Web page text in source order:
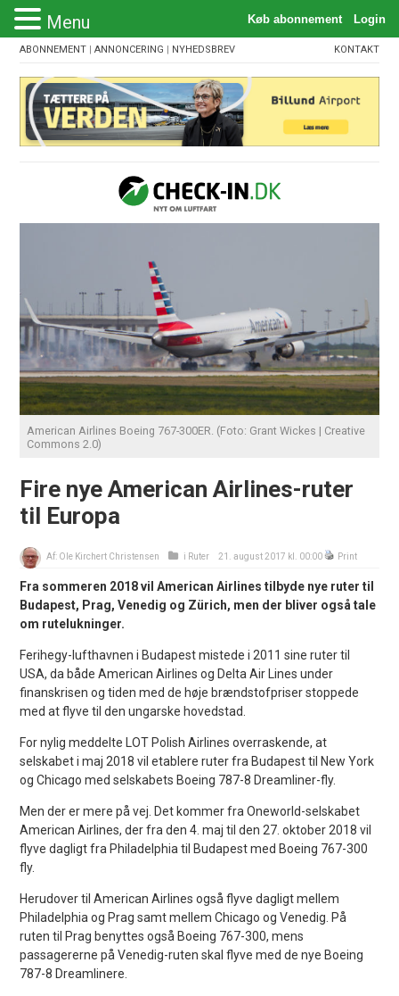
ABONNEMENT |ANNONCERING | NYHEDSBREV KONTAKT
American Airlines Boeing 767-300ER. (Foto: Grant Wickes | Creative
Commons 2.0)
Fire nye American Airlines-ruter
til Europa
Af: Ole Kirchert Christensen i Ruter 21. august 2017 kl. 00:00 Print
Fra sommeren 2018 vil American Airlines tilbyde nye ruter til
Budapest, Prag, Venedig og Zürich, men der bliver også tale
om rutelukninger.
Ferihegy-lufthavnen i Budapest mistede i 2011 sine ruter til
USA, da både American Airlines og Delta Air Lines under
finanskrisen og tiden med de høje brændstofpriser stoppede
med at flyve til den ungarske hovedstad.
For nylig meddelte LOT Polish Airlines overraskende, at
selskabet i maj 2018 vil etablere ruter fra Budapest til New York
og Chicago med selskabets Boeing 787-8 Dreamliner-fly.
Men der er mere på vej. Det kommer fra Oneworld-selskabet
American Airlines, der fra den 4. maj til den 27. oktober 2018 vil
flyve dagligt fra Philadelphia til Budapest med Boeing 767-300
fly.
Herudover til American Airlines også flyve dagligt mellem
Philadelphia og Prag samt mellem Chicago og Venedig. På
ruten til Prag benyttes også Boeing 767-300, mens
passagererne på Venedig-ruten skal flyve med de nye Boeing
787-8 Dreamlinere.
Menu